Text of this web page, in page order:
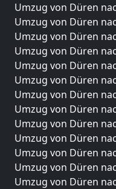
Umzug von Düren
Umzug von Düren
Umzug von Düren
Umzug von Düren
Umzug von Düren
Umzug von Düren
Umzug von Düren
Umzug von Düren
Umzug von Düren
Umzug von Düren
Umzug von Düren
Umzug von Düren
Umzug von Düren